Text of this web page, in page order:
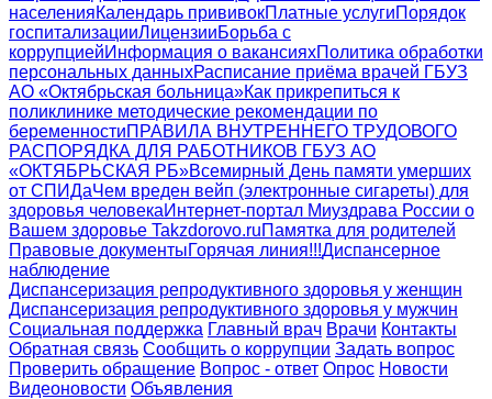
населенияКалендарь прививокПлатные услугиПорядок
госпитализацииЛицензииБорьба с
коррупциейИнформация о вакансияхПолитика обработки
персональных данныхРасписание приёма врачей ГБУЗ
АО «Октябрьская больница»Как прикрепиться к
поликлинике методические рекомендации по
беременностиПРАВИЛА ВНУТРЕННЕГО ТРУДОВОГО
РАСПОРЯДКА ДЛЯ РАБОТНИКОВ ГБУЗ АО
«ОКТЯБРЬСКАЯ РБ»Всемирный День памяти умерших
от СПИДаЧем вреден вейп (электронные сигареты) для
здоровья человекаИнтернет-портал Миyздрава России о
Вашем здоровье Takzdorovo.ruПамятка для родителей
Правовые документыГорячая линия!!!Диспансерное
наблюдение
Диспансеризация репродуктивного здоровья у женщин
Диспансеризация репродуктивного здоровья у мужчин
Социальная поддержка Главный врач Врачи Контакты
Обратная связь Сообщить о коррупции Задать вопрос
Проверить обращение Вопрос - ответ Опрос Новости
Видеоновости Объявления